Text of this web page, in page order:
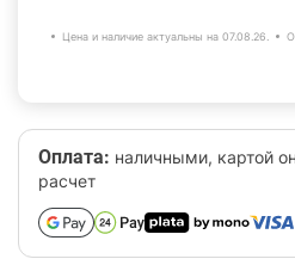
Цена и наличие актуальны на 07.08.26.
Оплата: наличными, картой
расчет